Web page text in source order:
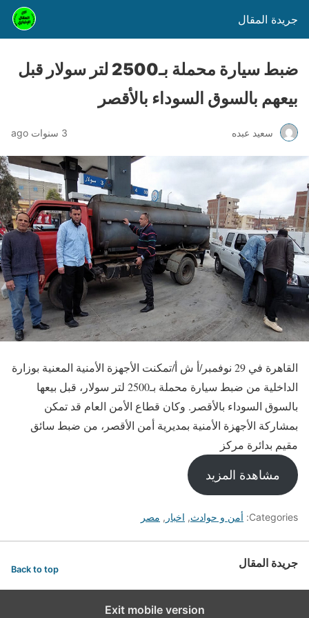
جريدة المقال
ضبط سيارة محملة بـ2500 لتر سولار قبل
بيعهم بالسوق السوداء بالأقصر
سعيد عبده 3 سنوات ago
القاهرة في 29 نوفمبر/أ ش أ/تمكنت الأجهزة الأمنية المعنية بوزارة
الداخلية من ضبط سيارة محملة بـ2500 لتر سولار، قبل بيعها
بالسوق السوداء بالأقصر. وكان قطاع الأمن العام قد تمكن
بمشاركة الأجهزة الأمنية بمديرية أمن الأقصر، من ضبط سائق
مقيم بدائرة مركز
مشاهدة المزيد
Categories: أمن و حوادث, اخبار , مصر
جريدة المقال Back to top
Exit mobile version